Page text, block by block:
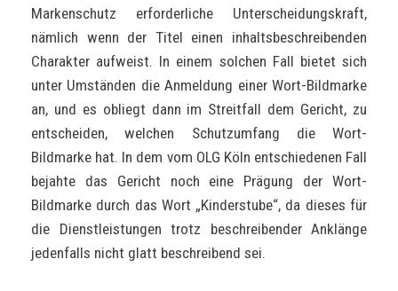
Markenschutz erforderliche Unterscheidungskraft,
nämlich wenn der Titel einen inhaltsbeschreibenden
Charakter aufweist. In einem solchen Fall bietet sich
unter Umständen die Anmeldung einer Wort-Bildmarke
an, und es obliegt dann im Streitfall dem Gericht, zu
entscheiden, welchen Schutzumfang die Wort-
Bildmarke hat. In dem vom OLG Köln entschiedenen Fall
bejahte das Gericht noch eine Prägung der Wort-
Bildmarke durch das Wort „Kinderstube“, da dieses für
die Dienstleistungen trotz beschreibender Anklänge
jedenfalls nicht glatt beschreibend sei.